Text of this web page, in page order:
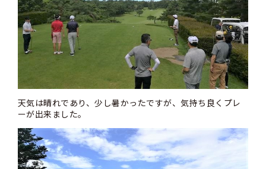
天気は晴れであり、少し暑かったですが、気持ち良くプレ
ーが出来ました。